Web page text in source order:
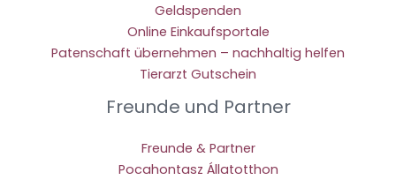
Geldspenden
Online Einkaufsportale
Patenschaft übernehmen – nachhaltig helfen
Tierarzt Gutschein
Freunde und Partner
Freunde & Partner
Pocahontasz Állatotthon